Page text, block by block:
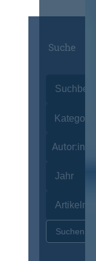
Suche
Autor:innen